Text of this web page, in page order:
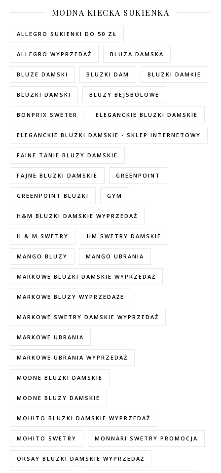
MODNA KIECKA SUKIENKA
ALLEGRO SUKIENKI DO 50 ZŁ
ALLEGRO WYPRZEDAŻ BLUZA DAMSKA
BLUZE DAMSKI BLUZKI DAM BLUZKI DAMKIE
BLUZKI DAMSKI BLUZY BEJSBOLOWE
BONPRIX SWETER ELEGANCKIE BLUZKI DAMSKIE
ELEGANCKIE BLUZKI DAMSKIE - SKLEP INTERNETOWY
FAINE TANIE BLUZY DAMSKIE
FAJNE BLUZKI DAMSKIE GREENPOINT
GREENPOINT BLUZKI GYM
H&M BLUZKI DAMSKIE WYPRZEDAŻ
H & M SWETRY HM SWETRY DAMSKIE
MANGO BLUZY MANGO UBRANIA
MARKOWE BLUZKI DAMSKIE WYPRZEDAŻ
MARKOWE BLUZY WYPRZEDAŻE
MARKOWE SWETRY DAMSKIE WYPRZEDAŻ
MARKOWE UBRANIA
MARKOWE UBRANIA WYPRZEDAŻ
MODNE BLUZKI DAMSKIE
MODNE BLUZY DAMSKIE
MOHITO BLUZKI DAMSKIE WYPRZEDAŻ
MOHITO SWETRY MONNARI SWETRY PROMOCJA
ORSAY BLUZKI DAMSKIE WYPRZEDAŻ